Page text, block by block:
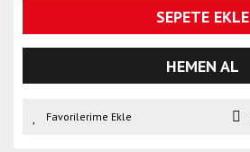
SEPETE EKLE
HEMEN AL